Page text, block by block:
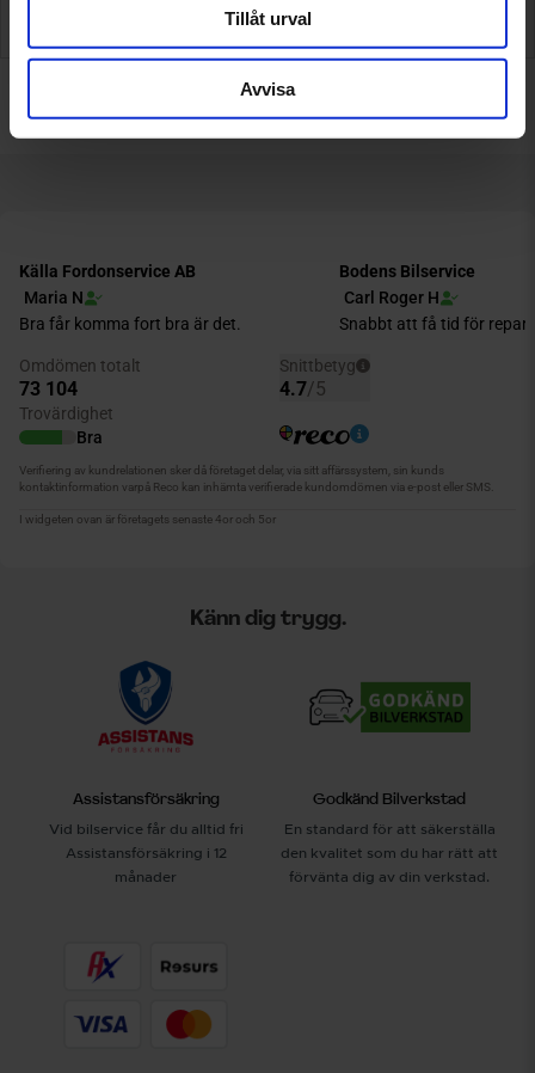
Tillåt urval
Avvisa
Känn dig trygg.
Assistansförsäkring
Vid bilservice får du alltid fri
Assistansförsäkring i 12
månader
Godkänd Bilverkstad
En standard för att säkerställa
den kvalitet som du har rätt att
förvänta dig av din verkstad.